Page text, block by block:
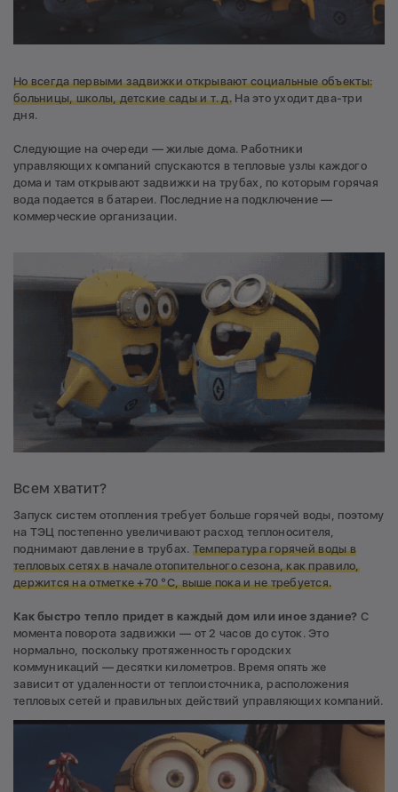
Но всегда первыми задвижки открывают социальные объекты:
больницы, школы, детские сады и т. д. На это уходит два-три
дня.
Следующие на очереди — жилые дома. Работники
управляющих компаний спускаются в тепловые узлы каждого
дома и там открывают задвижки на трубах, по которым горячая
вода подается в батареи. Последние на подключение —
коммерческие организации.
Всем хватит?
Запуск систем отопления требует больше горячей воды, поэтому
на ТЭЦ постепенно увеличивают расход теплоносителя,
поднимают давление в трубах. Температура горячей воды в
тепловых сетях в начале отопительного сезона, как правило,
держится на отметке +70 °С, выше пока и не требуется.
Как быстро тепло придет в каждый дом или иное здание? С
момента поворота задвижки — от 2 часов до суток. Это
нормально, поскольку протяженность городских
коммуникаций — десятки километров. Время опять же
зависит от удаленности от теплоисточника, расположения
тепловых сетей и правильных действий управляющих компаний.